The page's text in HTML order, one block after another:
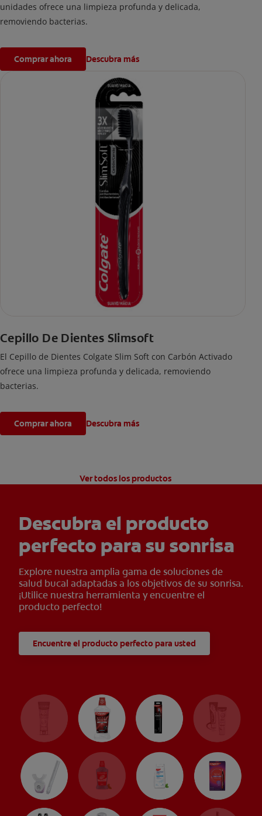
unidades ofrece una limpieza profunda y delicada,
removiendo bacterias.
Comprar ahora Descubra más
Cepillo De Dientes Slimsoft
El Cepillo de Dientes Colgate Slim Soft con Carbón Activado
ofrece una limpieza profunda y delicada, removiendo
bacterias.
Comprar ahora Descubra más
Ver todos los productos
Descubra el producto
perfecto para su sonrisa
Explore nuestra amplia gama de soluciones de
salud bucal adaptadas a los objetivos de su sonrisa.
¡Utilice nuestra herramienta y encuentre el
producto perfecto!
Encuentre el producto perfecto para usted